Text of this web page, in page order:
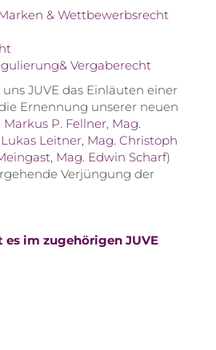
& Wettbewerbsrecht
Vergaberecht
JUVE das Einläuten einer
Ernennung unserer neuen
Markus P. Fellner Mag.
Leitner Mag. Christoph
Mag. Edwin Scharf)
Verjüngung der
im zugehörigen JUVE